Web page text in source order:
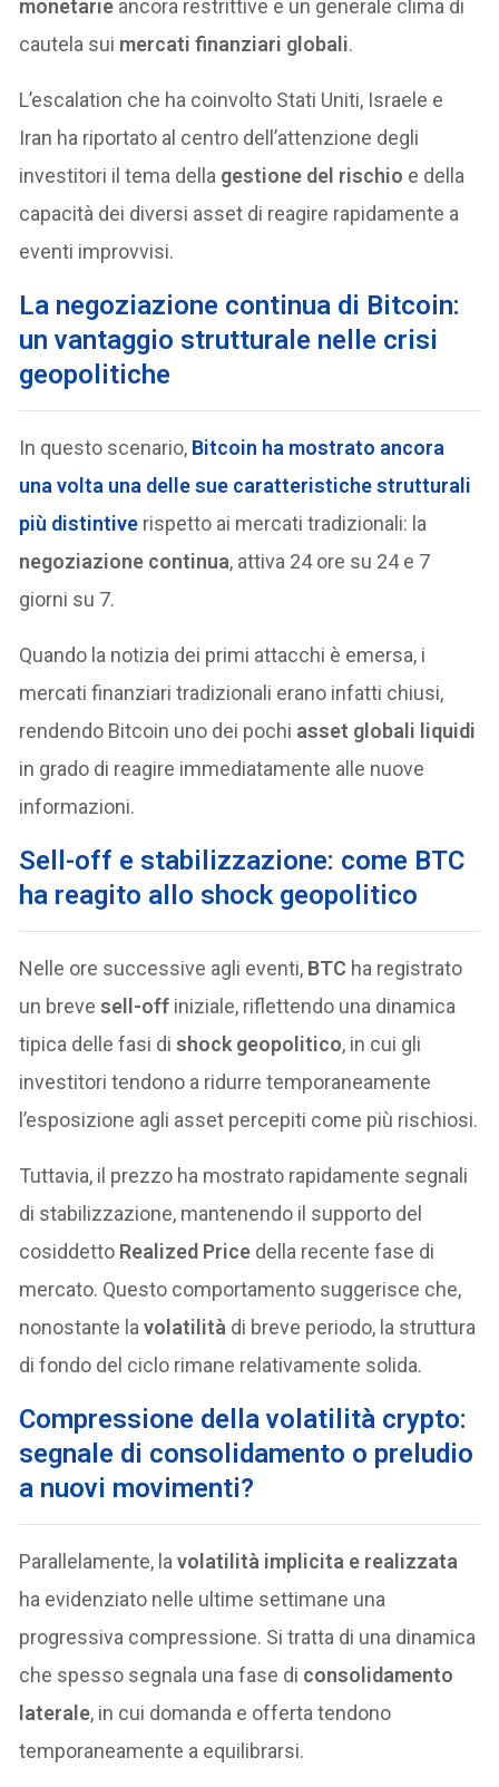
monetarie ancora restrittive e un generale clima di
cautela sui mercati finanziari globali.
L’escalation che ha coinvolto Stati Uniti, Israele e
Iran ha riportato al centro dell’attenzione degli
investitori il tema della gestione del rischio e della
capacità dei diversi asset di reagire rapidamente a
eventi improvvisi.
La negoziazione continua di Bitcoin:
un vantaggio strutturale nelle crisi
geopolitiche
In questo scenario, Bitcoin ha mostrato ancora
una volta una delle sue caratteristiche strutturali
più distintive rispetto ai mercati tradizionali: la
negoziazione continua, attiva 24 ore su 24 e 7
giorni su 7.
Quando la notizia dei primi attacchi è emersa, i
mercati finanziari tradizionali erano infatti chiusi,
rendendo Bitcoin uno dei pochi asset globali liquidi
in grado di reagire immediatamente alle nuove
informazioni.
Sell-off e stabilizzazione: come BTC
ha reagito allo shock geopolitico
Nelle ore successive agli eventi, BTC ha registrato
un brevesell-off iniziale, riflettendo una dinamica
tipica delle fasi dishock geopolitico, in cui gli
investitori tendono a ridurre temporaneamente
l’esposizione agli asset percepiti come più rischiosi.
Tuttavia, il prezzo ha mostrato rapidamente segnali
di stabilizzazione, mantenendo il supporto del
cosiddetto Realized Price della recente fase di
mercato. Questo comportamento suggerisce che,
nonostante lavolatilità di breve periodo, la struttura
di fondo del ciclo rimane relativamente solida.
Compressione della volatilità crypto:
segnale di consolidamento o preludio
a nuovi movimenti?
Parallelamente, lavolatilità implicita e realizzata
ha evidenziato nelle ultime settimane una
progressiva compressione. Si tratta di una dinamica
che spesso segnala una fase di consolidamento
laterale, in cui domanda e offerta tendono
temporaneamente a equilibrarsi.